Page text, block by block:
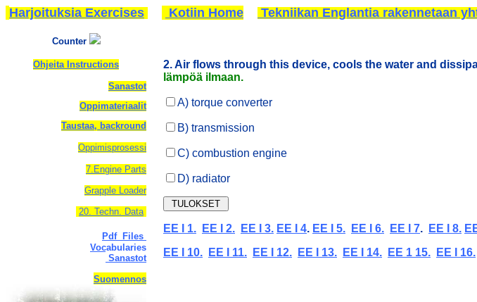
Harjoituksia Exercises Kotiin Home Tekniikan Englantia rakennetaan
Counter
Ohjeita Instructions
Sanastot
Oppimateriaalit
Taustaa, backround
Oppimisprosessi
7.Engine Parts
Grapple Loader
20. Techn. Data
Pdf Files
Vocabularies
Sanastot
Suomennos
2. Air flows through this device, cools the water and
lämpöä ilmaan.
A) torque converter
B) transmission
C) combustion engine
D) radiator
EE I 1. EE I 2. EE I 3. EE I 4. EE I 5. EE I 6. EE I 7. EE I 8.
EE I 10.
EE I 11. EE I 12. EE I 13. EE I 14. EE 1 15. EE I 16.